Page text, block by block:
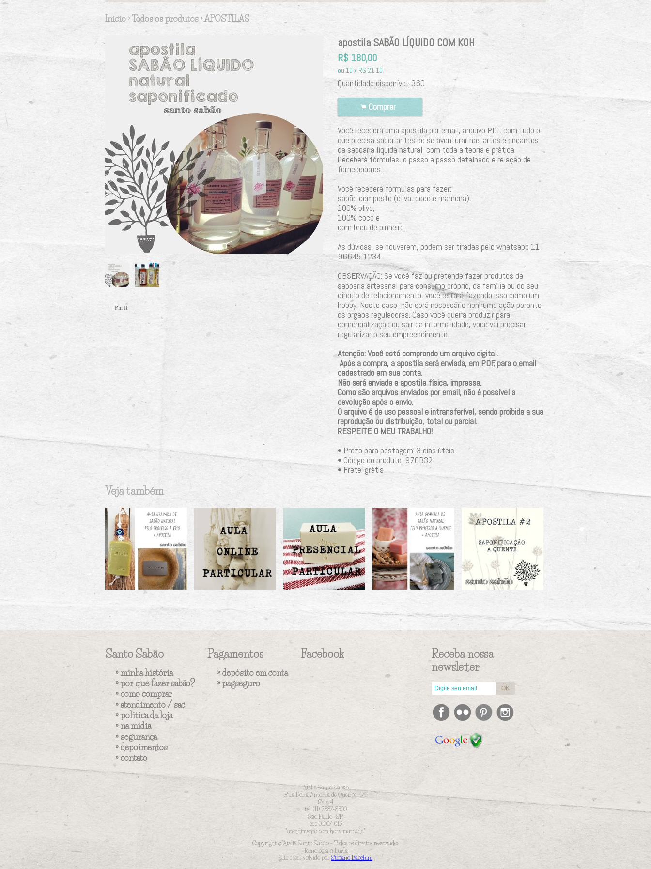
Início ›Todos os produtos ›APOSTILAS
Pin It
apostila SABÃO LÍQUIDO COM KOH
R$ 180,00
ou 10 x R$ 21,10
Quantidade disponível:360
. Comprar
Você receberá uma apostila por email, arquivo PDF, com tudo o
que precisa saber antes de se aventurar nas artes e encantos
da saboaria líquida natural, com toda a teoria e prática.
Receberá fórmulas, o passo a passo detalhado e relação de
fornecedores.
Você receberá fórmulas para fazer:
sabão composto (oliva, coco e mamona),
100% oliva,
100% coco e
com breu de pinheiro.
As dúvidas, se houverem, podem ser tiradas pelo whatsapp 11
96645-1234.
OBSERVAÇÃO: Se você faz ou pretende fazer produtos da
saboaria artesanal para consumo próprio, da família ou do seu
círculo de relacionamento, você estará fazendo isso como um
hobby. Neste caso, não será necessário nenhuma ação perante
os orgãos reguladores. Caso você queira produzir para
comercialização ou sair da informalidade, você vai precisar
regularizar o seu empreendimento.
Atenção: Você está comprando um arquivo digital.
Após a compra, a apostila será enviada, em PDF, para o email
cadastrado em sua conta.
Não será enviada a apostila física, impressa.
Como são arquivos enviados por email, não é possível a
devolução após o envio.
O arquivo é de uso pessoal e intransferível, sendo proibida a sua
reprodução ou distribuição, total ou parcial.
RESPEITE O MEU TRABALHO!
• Prazo para postagem: 3 dias úteis
• Código do produto: 970B32
• Frete: grátis
Veja também
Santo Sabão
»minha história
»por que fazer sabão?
»como comprar
»atendimento / sac
»politica da loja
»na midia
» segurança
»depoimentos
»contato
Pagamentos
» depósito em conta
»pagseguro
Facebook
Receba nossa
newsletter
Ateliê Santo Sabão
Rua Dona Antonia de Queirós, 474
Sala 4
tel. (11) 2387-8300
São Paulo -SP
cep 01307-013
*atendimento com hora marcada*
Copyright © Ateliê Santo Sabão - Todos os direitos reservados
Tecnologia © Iluria
Site desenvolvido por Stefano Bacchini